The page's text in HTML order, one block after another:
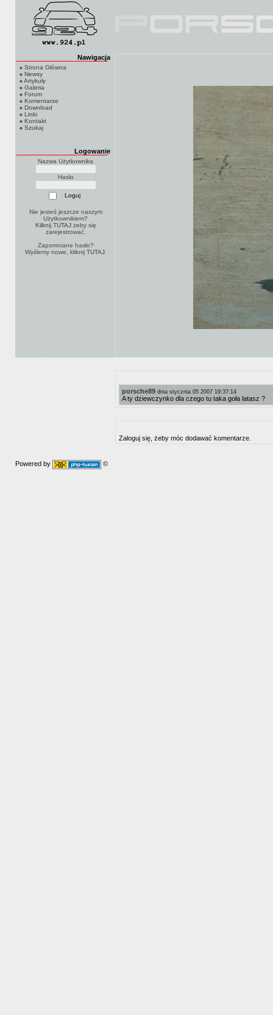
Nawigacja
Strona Główna
Newsy
Artykuły
Galeria
Forum
Komentarze
Download
Linki
Kontakt
Szukaj
Logowanie
Nazwa Użytkownika
Hasło
Nie jesteś jeszcze naszym
Użytkownikiem?
Kilknij TUTAJżeby się
zarejestrować.
Zapomniane hasło?
Wyślemy nowe, kliknij TUTAJ.
porsche89 dnia stycznia 05 2007 19:37:14
A ty dziewczynko dla czego tu taka goła latasz ?
Zaloguj się, żeby móc dodawać komentarze.
Powered by ©